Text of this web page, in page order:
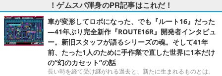
！ゲムスパ渾身のPR記事はこれだ！
車が変形してロボになった、でも『ルート16』だった
―41年ぶり完全新作『ROUTE16R』開発者インタビュ
ー。新旧スタッフが語るシリーズの魂。そして41年
前、たった1人のために手作業で直した世界に1本だけ
の“幻のカセット”の話
長い時を経て受け継がれる過去と、新たに生まれるものとは。